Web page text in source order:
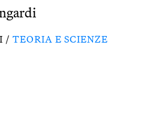
/ TEORIA E SCIENZE